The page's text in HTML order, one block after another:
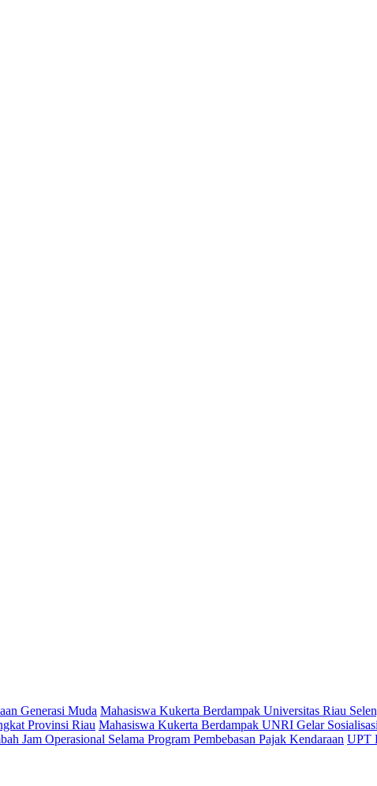
Generasi Muda Mahasiswa Kukerta Berdampak Universitas Riau
Provinsi Riau Mahasiswa Kukerta Berdampak UNRI Gelar
Jam Operasional Selama Program Pembebasan Pajak Kendaraan UPT